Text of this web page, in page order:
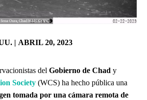
| ABRIL 20, 2023
del Gobierno de Chad y
Society (WCS) ha hecho pública una
tomada por una cámara remota de